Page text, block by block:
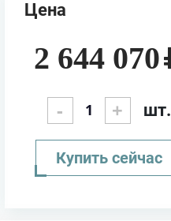
Цена
2 644 070
- + шт.
Купить сейчас